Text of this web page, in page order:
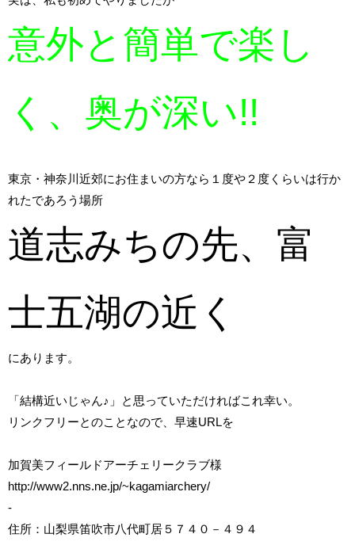
意外と簡単で楽し
く、奥が深い!!
東京・神奈川近郊にお住まいの方なら１度や２度くらいは行か
れたであろう場所
道志みちの先、富
士五湖の近く
にあります。
「結構近いじゃん♪」と思っていただければこれ幸い。
リンクフリーとのことなので、早速URLを
加賀美フィールドアーチェリークラブ様
http://www2.nns.ne.jp/~kagamiarchery/
-
住所：山梨県笛吹市八代町居５７４０－４９４